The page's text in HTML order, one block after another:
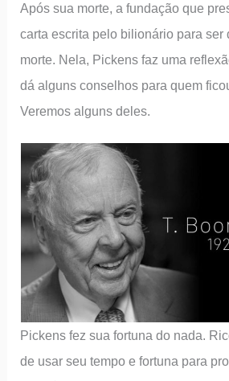
Após sua morte, a fundação que
carta escrita pelo bilionário para ser
morte. Nela, Pickens faz uma
dá alguns conselhos para quem
Veremos alguns deles.
Pickens fez sua fortuna do nada.
de usar seu tempo e fortuna para